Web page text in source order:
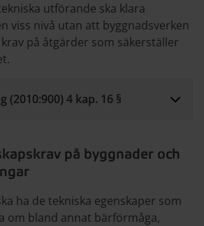
utförande ska klara
viss nivå utan att byggnadsverken
på åtgärder som säkerställer
(2010:900) 4 kap. 16 §
på byggnader och
ha de tekniska egenskaper som
om bland annat bärförmåga,